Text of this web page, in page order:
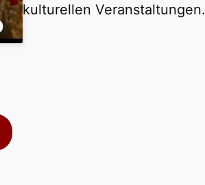
kulturellen Veranstaltungen.